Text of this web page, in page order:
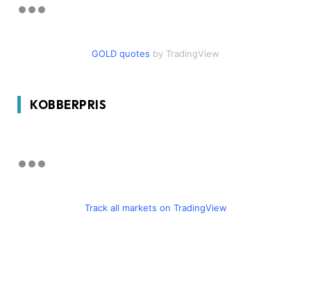
GOLD quotes by TradingView
KOBBERPRIS
Track all markets on TradingView